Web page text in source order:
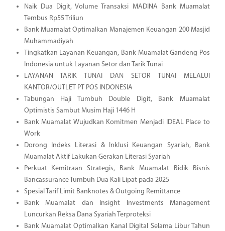
Naik Dua Digit, Volume Transaksi MADINA Bank Muamalat
Tembus Rp55 Triliun
Bank Muamalat Optimalkan Manajemen Keuangan 200 Masjid
Muhammadiyah
Tingkatkan Layanan Keuangan, Bank Muamalat Gandeng Pos
Indonesia untuk Layanan Setor dan Tarik Tunai
LAYANAN TARIK TUNAI DAN SETOR TUNAI MELALUI
KANTOR/OUTLET PT POS INDONESIA
Tabungan Haji Tumbuh Double Digit, Bank Muamalat
Optimistis Sambut Musim Haji 1446 H
Bank Muamalat Wujudkan Komitmen Menjadi IDEAL Place to
Work
Dorong Indeks Literasi & Inklusi Keuangan Syariah, Bank
Muamalat Aktif Lakukan Gerakan Literasi Syariah
Perkuat Kemitraan Strategis, Bank Muamalat Bidik Bisnis
Bancassurance Tumbuh Dua Kali Lipat pada 2025
Spesial Tarif Limit Banknotes & Outgoing Remittance
Bank Muamalat dan Insight Investments Management
Luncurkan Reksa Dana Syariah Terproteksi
Bank Muamalat Optimalkan Kanal Digital Selama Libur Tahun